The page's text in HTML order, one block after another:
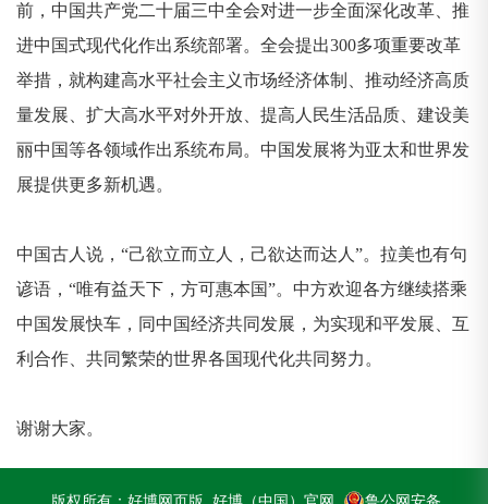
前，中国共产党二十届三中全会对进一步全面深化改革、推
进中国式现代化作出系统部署。全会提出300多项重要改革
举措，就构建高水平社会主义市场经济体制、推动经济高质
量发展、扩大高水平对外开放、提高人民生活品质、建设美
丽中国等各领域作出系统布局。中国发展将为亚太和世界发
展提供更多新机遇。
中国古人说，“己欲立而立人，己欲达而达人”。拉美也有句
谚语，“唯有益天下，方可惠本国”。中方欢迎各方继续搭乘
中国发展快车，同中国经济共同发展，为实现和平发展、互
利合作、共同繁荣的世界各国现代化共同努力。
谢谢大家。